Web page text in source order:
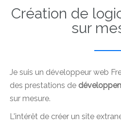
Création de
sur
Je suis un développeur web
des prestations de
sur mesure.
L'intérêt de créer un site